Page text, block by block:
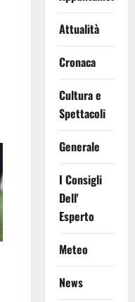
Attualità
Cronaca
Cultura e
Spettacoli
Generale
I Consigli
Dell'
Esperto
Meteo
News